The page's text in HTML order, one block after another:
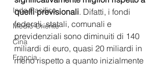
Indo-Pacifico
Medio Oriente
Cina
Francia
quelli previsionali. Difatti, i fondi
federali, statali, comunali e
previdenziali sono diminuiti di 140
miliardi di euro, quasi 20 miliardi in
meno rispetto a quanto inizialmente